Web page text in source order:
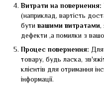
Витрати на повернення:
(наприклад, вартість
бути вашими витратами,
дефекти ,а помилки з
Процес повернення:
товару, будь ласка,
клієнтів для отримання
інформації.